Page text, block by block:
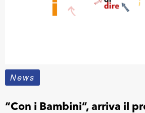
News
“Con i Bambini”, arriva il